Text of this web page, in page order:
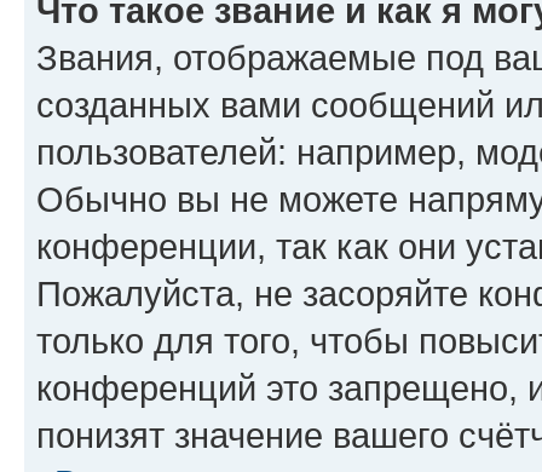
Что такое звание и как я
Звания, отображаемые под
созданных вами сообщений
пользователей: например,
Обычно вы не можете
конференции, так как они
Пожалуйста, не засоряйте
только для того, чтобы
конференций это запрещено,
понизят значение вашего